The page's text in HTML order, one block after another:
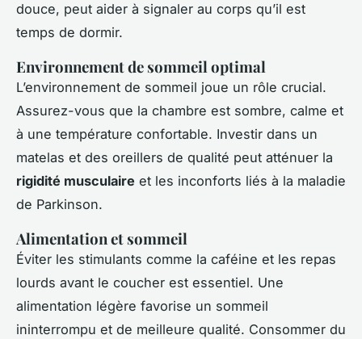
douce, peut aider à signaler au corps qu’il est
temps de dormir.
Environnement de sommeil optimal
L’environnement de sommeil joue un rôle crucial.
Assurez-vous que la chambre est sombre, calme et
à une température confortable. Investir dans un
matelas et des oreillers de qualité peut atténuer la
rigidité musculaire et les inconforts liés à la maladie
de Parkinson.
Alimentation et sommeil
Éviter les stimulants comme la caféine et les repas
lourds avant le coucher est essentiel. Une
alimentation légère favorise un sommeil
ininterrompu et de meilleure qualité. Consommer du